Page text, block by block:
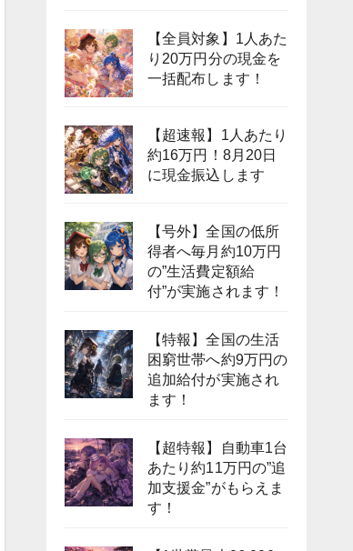
【全員対象】1人あた
り20万円分の現金を
一括配布します！
【超速報】1人あたり
約16万円！8月20日
に現金振込します
【号外】全国の低所
得者へ毎月約10万円
の”生活費定額給
付”が実施されます！
【特報】全国の生活
困窮世帯へ約9万円の
追加給付が実施され
ます！
【超特報】自動車1台
あたり約11万円の”追
加支援金”がもらえま
す！